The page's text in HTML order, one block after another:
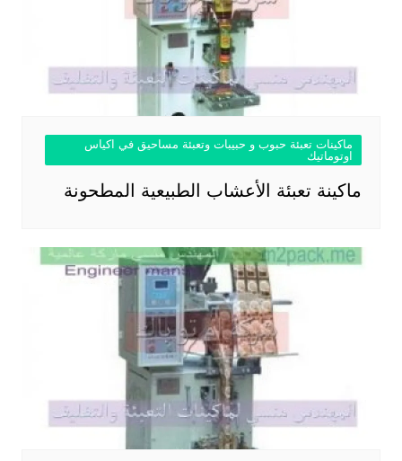
ماكينات تعبئة حبوب و حبيبات وتعبئة مساحيق في اكياس
اوتوماتيك
ماكينة تعبئة الأعشاب الطبيعية المطحونة